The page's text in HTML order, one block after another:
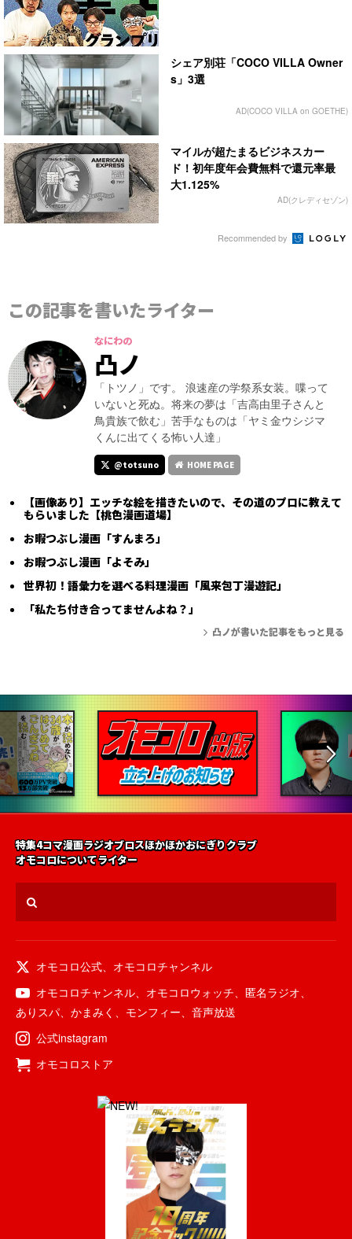
シェア別荘「COCO VILLA Owner
s」3選
AD(COCO VILLA on GOETHE)
マイルが超たまるビジネスカー
ド！初年度年会費無料で還元率最
大1.125%
AD(クレディセゾン)
Recommended by
この記事を書いたライター
なにわの
凸ノ
「トツノ」です。 浪速産の学祭系女装。喋って
いないと死ぬ。将来の夢は「吉高由里子さんと
鳥貴族で飲む」苦手なものは「ヤミ金ウシジマ
くんに出てくる怖い人達」
@totsuno HOME PAGE
【画像あり】エッチな絵を描きたいので、その道のプロに教えて
もらいました【桃色漫画道場】
お暇つぶし漫画「すんまろ」
お暇つぶし漫画「よそみ」
世界初！語彙力を選べる料理漫画「風来包丁漫遊記」
「私たち付き合ってませんよね？」
凸ノが書いた記事をもっと見る
特集4コマ漫画ラジオブロスほかほかおにぎりクラブ
オモコロについてライター
オモコロ公式、 オモコロチャンネル
オモコロチャンネル、 オモコロウォッチ、 匿名ラジオ、
ありスパ、 かまみく 、 モンフィー、 音声放送
公式instagram
オモコロストア